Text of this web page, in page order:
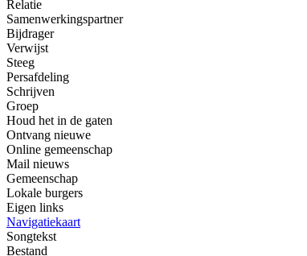
Relatie
Samenwerkingspartner
Bijdrager
Verwijst
Steeg
Persafdeling
Schrijven
Groep
Houd het in de gaten
Ontvang nieuwe
Online gemeenschap
Mail nieuws
Gemeenschap
Lokale burgers
Eigen links
Navigatiekaart
Songtekst
Bestand